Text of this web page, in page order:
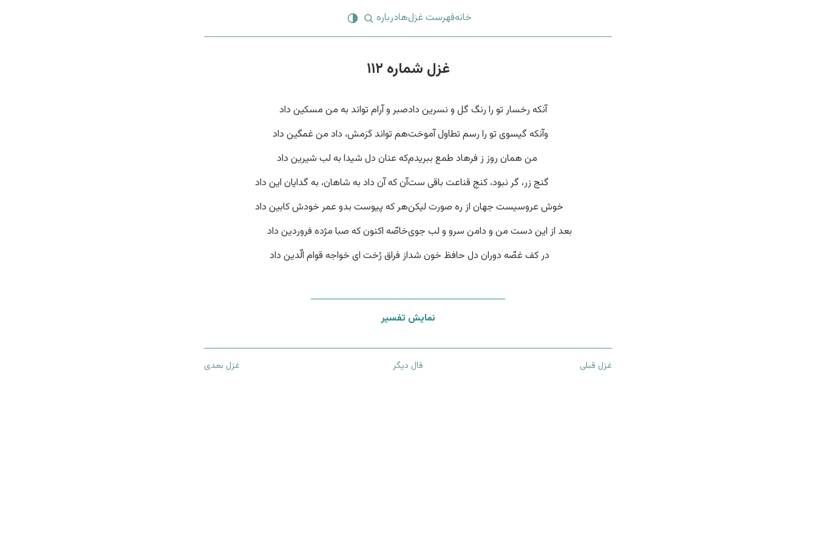
خانهفهرست غزل‌هادرباره
غزل شماره ۱۱۲
آنکه رخسار تو را رنگ گل و نسرین دادصبر و آرام تواند به من مسکین داد
وآنکه گیسوی تو را رسم تطاول آموختهم تواند کَرَمش، داد من غمگین داد
من همان روز ز فرهاد طمع ببریدمکه عنان دل شیدا به لب شیرین داد
گنج زر، گر نبود، کنج قناعت باقی ستآن که آن داد به شاهان، به گدایان این داد
خوش عروسیست جهان از ره صورت لیکنهر که پیوست بدو عمر خودش کابین داد
بعد از این دست من و دامن سرو و لب جویخاصّه اکنون که صبا مژده فروردین داد
در کف غصّه دوران دل حافظ خون شداز فراق رُخت ای خواجه قوام الّدین داد
نمایش تفسیر
غزل قبلی فال دیگر غزل بعدی